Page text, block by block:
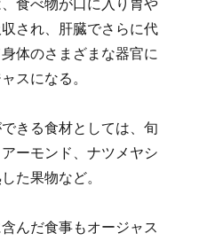
食べ物が口に入り胃や
され、肝臓でさらに代
体のさまざまな器官に
スになる。
きる食材としては、旬
ーモンド、ナツメヤシ
た果物など。
んだ食事もオージャス